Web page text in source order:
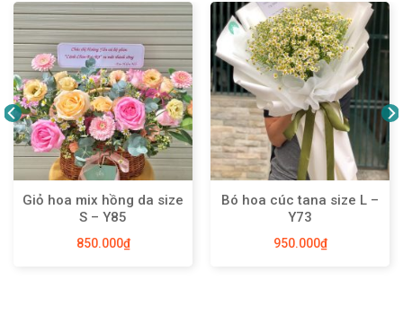
Giỏ hoa mix hồng da size
S – Y85
850.000₫
Bó hoa cúc tana size L –
Y73
950.000₫